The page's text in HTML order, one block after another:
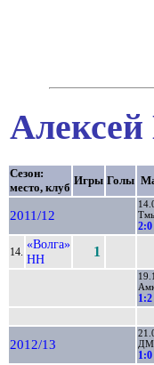
Сезон:
место, клуб
Игры Голы
2011/12
Тмь
2:0
14.
«Волга»
НН
1
1:2
2012/13
1:0